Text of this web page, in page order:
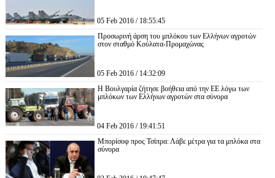
05 Feb 2016 / 18:55:45
Προσωρινή άρση του μπλόκου των Ελλήνων αγροτών
στον σταθμό Κούλατα-Προμαχώνας
05 Feb 2016 / 14:32:09
Η Βουλγαρία ζήτησε βοήθεια από την ΕΕ λόγω των
μπλόκων των Ελλήνων αγροτών στα σύνορα
04 Feb 2016 / 19:41:51
Μπορίσοφ προς Τσίπρα: Λάβε μέτρα για τα μπλόκα στα
σύνορα